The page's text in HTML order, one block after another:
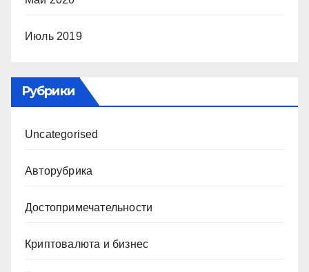
Июль 2019
Рубрики
Uncategorised
Авторубрика
Достопримечательности
Криптовалюта и бизнес